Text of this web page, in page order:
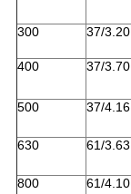
300 37/3.20
400 37/3.70
500 37/4.16
630 61/3.63
800 61/4.10